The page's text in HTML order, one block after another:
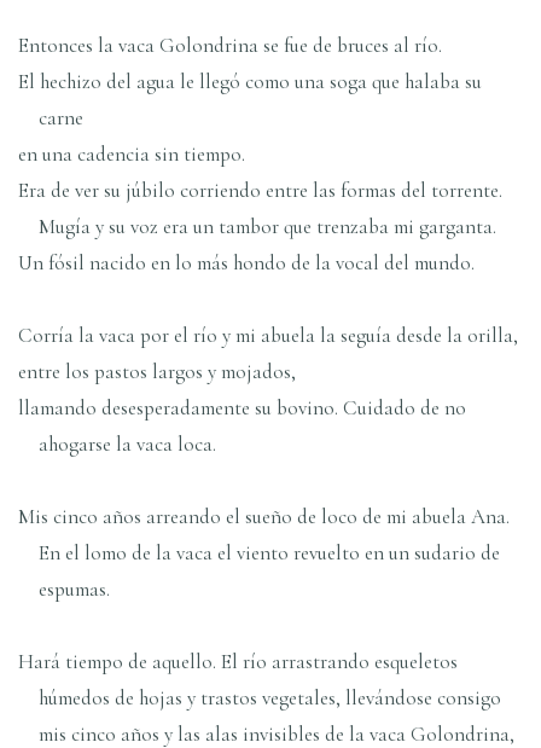
Entonces la vaca Golondrina se fue de bruces al río.
El hechizo del agua le llegó como una soga que halaba su
carne
en una cadencia sin tiempo.
Era de ver su júbilo corriendo entre las formas del torrente.
Mugía y su voz era un tambor que trenzaba mi garganta.
Un fósil nacido en lo más hondo de la vocal del mundo.
Corría la vaca por el río y mi abuela la seguía desde la orilla,
entre los pastos largos y mojados,
llamando desesperadamente su bovino. Cuidado de no
ahogarse la vaca loca.
Mis cinco años arreando el sueño de loco de mi abuela Ana.
En el lomo de la vaca el viento revuelto en un sudario de
espumas.
Hará tiempo de aquello. El río arrastrando esqueletos
húmedos de hojas y trastos vegetales, llevándose consigo
mis cinco años y las alas invisibles de la vaca Golondrina,